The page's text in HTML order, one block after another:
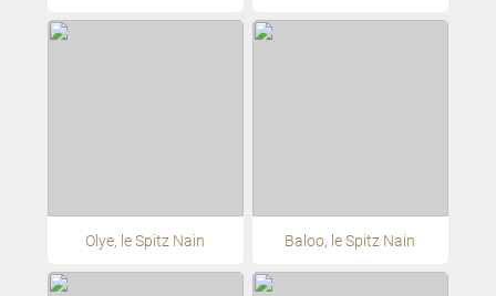
Olye, le Spitz Nain Baloo, le Spitz Nain